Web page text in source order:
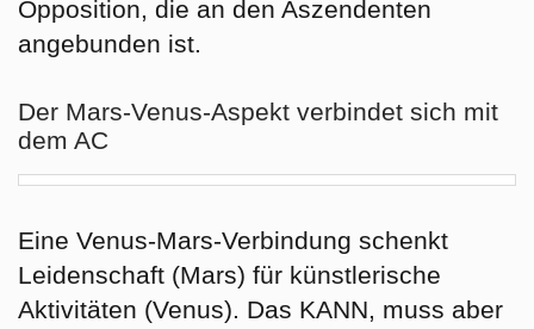
Opposition, die an den Aszendenten
angebunden ist.
Der Mars-Venus-Aspekt verbindet sich mit
dem AC
Eine Venus-Mars-Verbindung schenkt
Leidenschaft (Mars) für künstlerische
Aktivitäten (Venus). Das KANN, muss aber